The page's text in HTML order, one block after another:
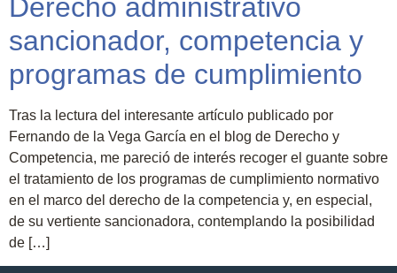
Derecho administrativo
sancionador, competencia y
programas de cumplimiento
Tras la lectura del interesante artículo publicado por
Fernando de la Vega García en el blog de Derecho y
Competencia, me pareció de interés recoger el guante sobre
el tratamiento de los programas de cumplimiento normativo
en el marco del derecho de la competencia y, en especial,
de su vertiente sancionadora, contemplando la posibilidad
de […]